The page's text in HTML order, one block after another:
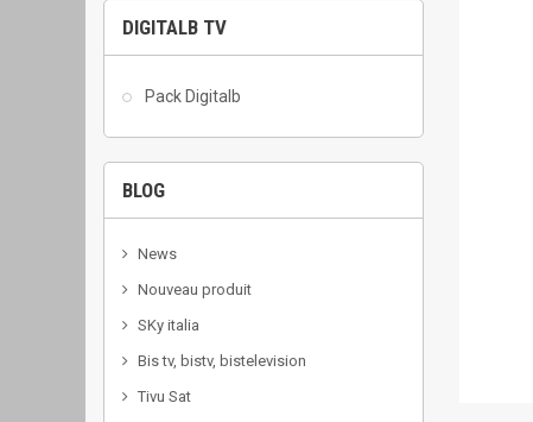
DIGITALB TV
Pack Digitalb
BLOG
News
Nouveau produit
SKy italia
Bis tv, bistv, bistelevision
Tivu Sat